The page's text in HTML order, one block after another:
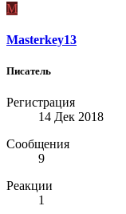
M
Masterkey13
Писатель
Регистрация
14 Дек 2018
Сообщения
9
Реакции
1